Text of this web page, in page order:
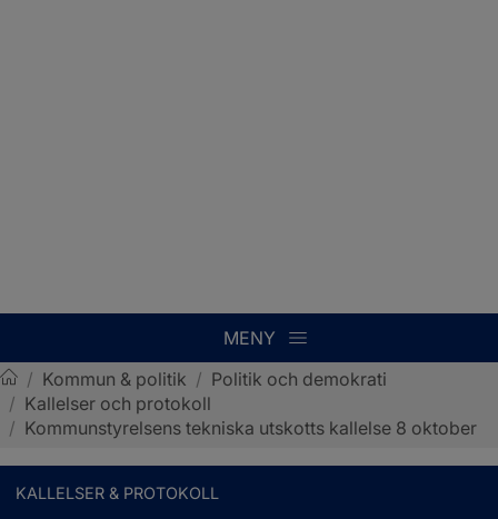
MENY
Sotenäs kommun
/ Kommun & politik / Politik och demokrati
/ Kallelser och protokoll
/ Kommunstyrelsens tekniska utskotts kallelse 8 oktober
KALLELSER & PROTOKOLL